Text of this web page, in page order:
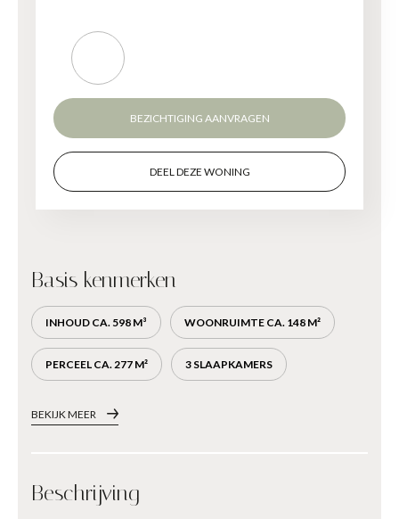
BEZICHTIGING AANVRAGEN
DEEL DEZE WONING
Basis kenmerken
INHOUD CA. 598 M³ WOONRUIMTE CA. 148 M²
PERCEEL CA. 277 M² 3 SLAAPKAMERS
BEKIJK MEER
Beschrijving